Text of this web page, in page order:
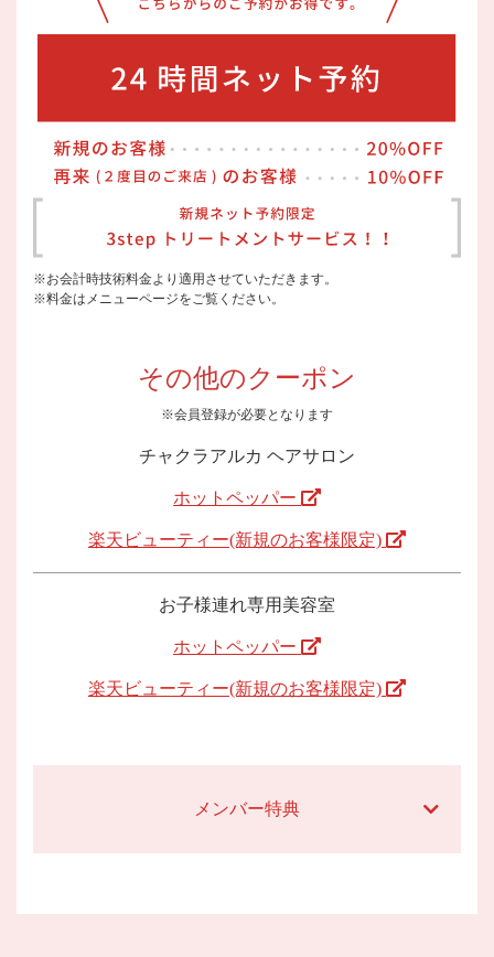
※お会計時技術料金より適用させていただきます。
※料金はメニューページをご覧ください。
その他のクーポン
※会員登録が必要となります
チャクラアルカ ヘアサロン
ホットペッパー
楽天ビューティー(新規のお客様限定)
お子様連れ専用美容室
ホットペッパー
楽天ビューティー(新規のお客様限定)
メンバー特典